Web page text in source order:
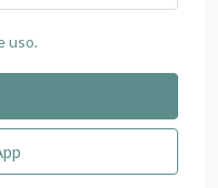
uso.